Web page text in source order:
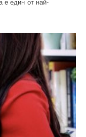
е един от най-